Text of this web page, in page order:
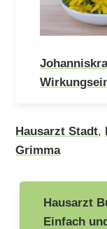
Hausarzt Stadt,
Grimma
Hausarzt
Einfach